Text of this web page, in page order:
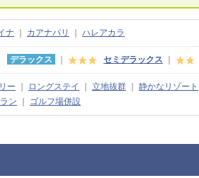
ナ カアナパリ ハレアカラ
デラックス セミデラックス
ー ロングステイ 立地抜群 静かなリゾート
ン ゴルフ場併設